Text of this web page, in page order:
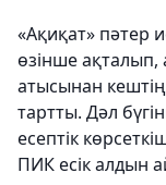
«Ақиқат» пәтер
өзінше
атысынан кештің
тартты. Дәл
есептік
ПИК есік алдын